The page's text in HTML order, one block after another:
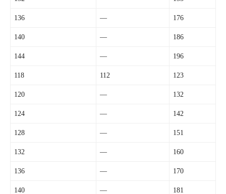
136 — 176
140 — 186
144 — 196
118 112 123
120 — 132
124 — 142
128 — 151
132 — 160
136 — 170
140 — 181